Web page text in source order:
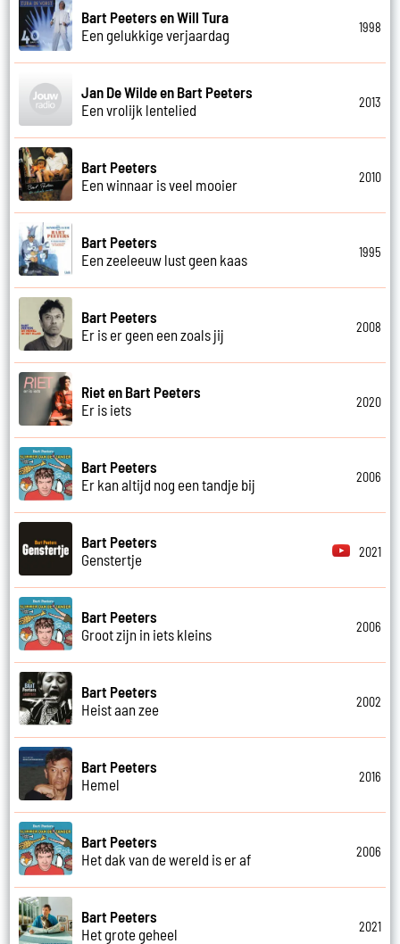
Bart Peeters en Will Tura
Een gelukkige verjaardag
1998
Jan De Wilde en Bart Peeters
Een vrolijk lentelied
2013
Bart Peeters
Een winnaar is veel mooier
2010
Bart Peeters
Een zeeleeuw lust geen kaas
1995
Bart Peeters
Er is er geen een zoals jij
2008
Riet en Bart Peeters
Er is iets
2020
Bart Peeters
Er kan altijd nog een tandje bij
2006
Bart Peeters
Genstertje
2021
Bart Peeters
Groot zijn in iets kleins
2006
Bart Peeters
Heist aan zee
2002
Bart Peeters
Hemel
2016
Bart Peeters
Het dak van de wereld is er af
2006
Bart Peeters
Het grote geheel
2021